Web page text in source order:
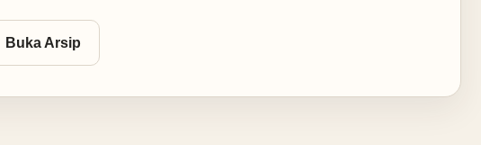
Buka Arsip